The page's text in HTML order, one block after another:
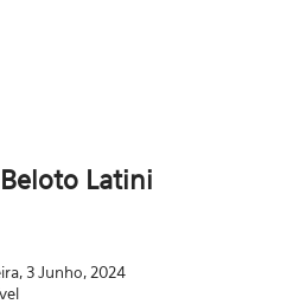
Latini
3 Junho, 2024